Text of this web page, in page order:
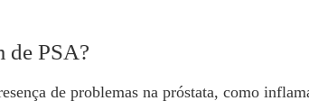
de PSA?
de problemas na próstata, como